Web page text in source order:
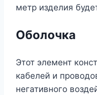
метр изделия
Оболочка
Этот элемент
кабелей и
негативного